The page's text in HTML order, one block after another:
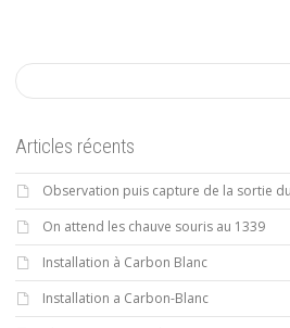
Articles récents
Observation puis capture de la sortie
On attend les chauve souris au 1339
Installation à Carbon Blanc
Installation a Carbon-Blanc